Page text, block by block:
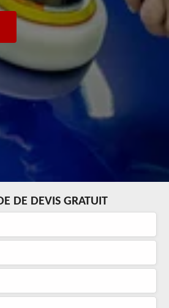
DE DEVIS GRATUIT